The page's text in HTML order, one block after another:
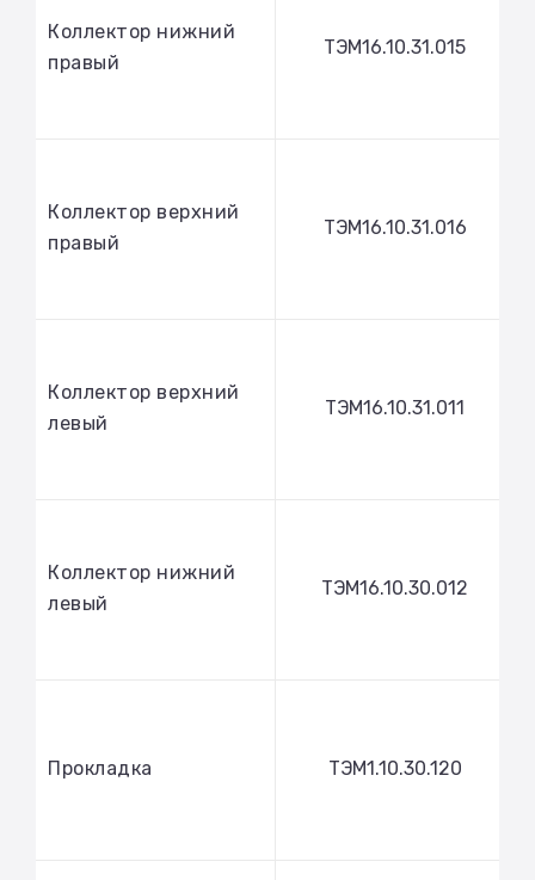
Коллектор нижний
правый
ТЭМ16.10.31.015
Коллектор верхний
правый
ТЭМ16.10.31.016
Коллектор верхний
левый
ТЭМ16.10.31.011
Коллектор нижний
левый
ТЭМ16.10.30.012
Прокладка ТЭМ1.10.30.120